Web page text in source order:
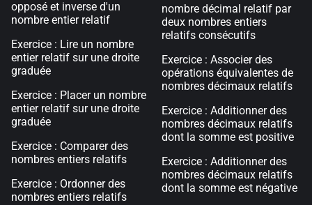
opposé et inverse d'un
nombre entier relatif
Exercice : Lire un nombre
entier relatif sur une droite
graduée
Exercice : Placer un nombre
entier relatif sur une droite
graduée
Exercice : Comparer des
nombres entiers relatifs
Exercice : Ordonner des
nombres entiers relatifs
nombre décimal relatif par
deux nombres entiers
relatifs consécutifs
Exercice : Associer des
opérations équivalentes de
nombres décimaux relatifs
Exercice : Additionner des
nombres décimaux relatifs
dont la somme est positive
Exercice : Additionner des
nombres décimaux relatifs
dont la somme est négative